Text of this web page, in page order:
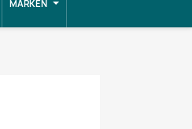
MARKEN